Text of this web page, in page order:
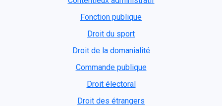
Fonction publique
Droit du sport
Droit de la domanialité
Commande publique
Droit électoral
Droit des étrangers